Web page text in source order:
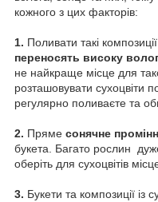
кожного з цих факторів:
1. Поливати такі
переносять високу
не найкраще місце для
розташовувати сухоцвіти
регулярно поливаєте та
2. Пряме сонячне
букета. Багато рослин
оберіть для сухоцвітів
3. Букети та композиції із